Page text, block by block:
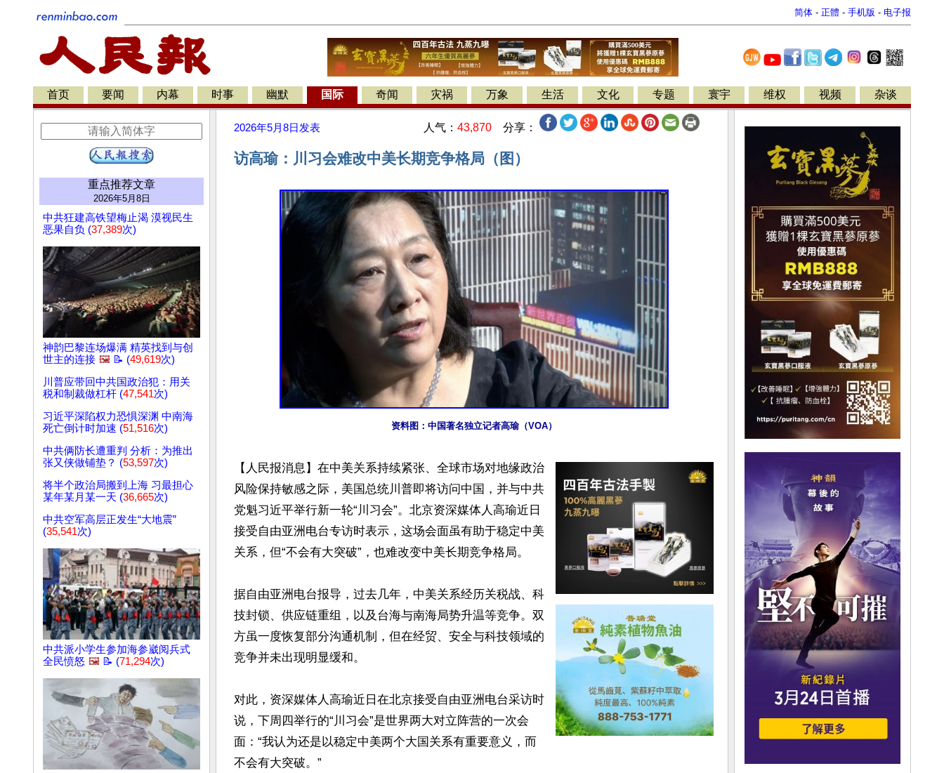
简体 - 正體 - 手机版 - 电子报
首页 要闻 内幕 时事 幽默 国际 奇闻 灾祸 万象 生活 文化 专题 寰宇 维权 视频 杂谈
重点推荐文章
2026年5月8日
中共狂建高铁望梅止渴 漠视民生
恶果自负 (37,389次)
神韵巴黎连场爆满 精英找到与创
世主的连接 🖼️ 📝 (49,619次)
川普应带回中共国政治犯：用关
税和制裁做杠杆 (47,541次)
习近平深陷权力恐惧深渊 中南海
死亡倒计时加速 (51,516次)
中共俩防长遭重判 分析：为推出
张又侠做铺垫？ (53,597次)
将半个政治局搬到上海 习最担心
某年某月某一天 (36,665次)
中共空军高层正发生“大地震”
(35,541次)
中共派小学生参加海参崴阅兵式
全民愤怒 🖼️ 📝 (71,294次)
2026年5月8日 发表 人气： 43,870 分享：
访高瑜：川习会难改中美长期竞争格局（图）
资料图：中国著名独立记者高瑜（VOA）
【人民报消息】在中美关系持续紧张、全球市场对地缘政治
风险保持敏感之际，美国总统川普即将访问中国，并与中共
党魁习近平举行新一轮“川习会”。北京资深媒体人高瑜近日
接受自由亚洲电台专访时表示，这场会面虽有助于稳定中美
关系，但“不会有大突破”，也难改变中美长期竞争格局。
据自由亚洲电台报导，过去几年，中美关系经历关税战、科
技封锁、供应链重组，以及台海与南海局势升温等竞争。双
方虽一度恢复部分沟通机制，但在经贸、安全与科技领域的
竞争并未出现明显缓和。
对此，资深媒体人高瑜近日在北京接受自由亚洲电台采访时
说，下周四举行的“川习会”是世界两大对立阵营的一次会
面：“我认为还是以稳定中美两个大国关系有重要意义，而
不会有大突破。”